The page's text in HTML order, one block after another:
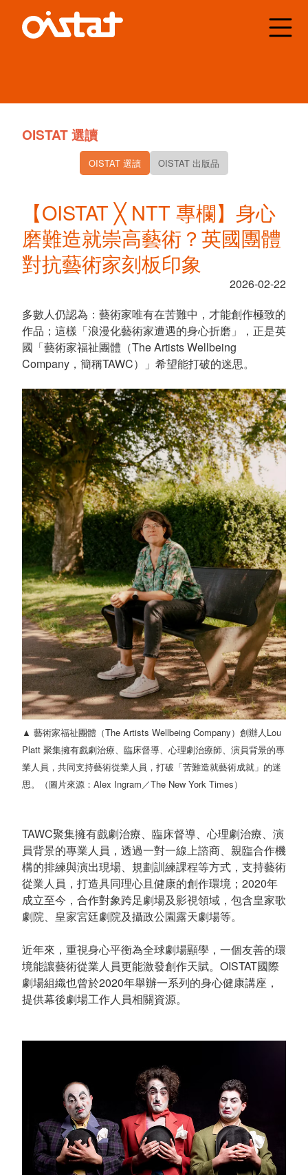
OISTAT 選讀
OISTAT 選讀 OISTAT 出版品
【OISTAT ╳ NTT 專欄】身心
磨難造就崇高藝術？英國團體
對抗藝術家刻板印象
2026-02-22
多數人仍認為：藝術家唯有在苦難中，才能創作極致的
作品；這樣「浪漫化藝術家遭遇的身心折磨」，正是英
國「藝術家福祉團體（The Artists Wellbeing
Company，簡稱TAWC）」希望能打破的迷思。
▲ 藝術家福祉團體（The Artists Wellbeing Company）創辦人Lou
Platt 聚集擁有戲劇治療、臨床督導、心理劇治療師、演員背景的專
業人員，共同支持藝術從業人員，打破「苦難造就藝術成就」的迷
思。（圖片來源：Alex Ingram／The New York Times）
TAWC聚集擁有戲劇治療、臨床督導、心理劇治療、演
員背景的專業人員，透過一對一線上諮商、親臨合作機
構的排練與演出現場、規劃訓練課程等方式，支持藝術
從業人員，打造具同理心且健康的創作環境；2020年
成立至今，合作對象跨足劇場及影視領域，包含皇家歌
劇院、皇家宮廷劇院及攝政公園露天劇場等。
近年來，重視身心平衡為全球劇場顯學，一個友善的環
境能讓藝術從業人員更能激發創作天賦。OISTAT國際
劇場組織也曾於2020年舉辦一系列的身心健康講座，
提供幕後劇場工作人員相關資源。